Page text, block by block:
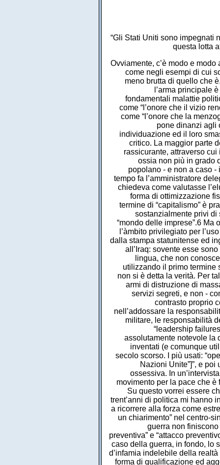
“Gli Stati Uniti sono impegnati
questa lotta
Ovviamente, c’è modo e modo anche per cambiare i connotati alla verità. Si può metterla a testa in giù, come negli esempi di cui sopra. O si può imbellettarla, metterle un po’ di cerone per farla sembrare meno brutta di quello che è. Ma come si fa, in concreto, ad imbellettare la verità? A questo riguardo l’arma principale è rappresentata dall’eufemismo. L’eufemismo è espressione di una delle fondamentali malattie politico-morali della nostra società: l’ipocrisia. E se l’ipocrisia è stata definita come “l’onore che il vizio rende alla virtù” (La Rochefoucauld), è forse possibile definire l’eufemismo come “l’onore che la menzogna rende alla verità”. Il campionario di eufemismi che il nostro tempo ci pone dinanzi agli occhi è francamente impressionante. Tanto da far sospettare che la loro individuazione ed il loro smascheramento rappresentino oggi uno dei compiti principali del pensiero critico. La maggior parte degli eufemismi comporta una semplice riformulazione tranquillizzante e rassicurante, attraverso cui il fenomeno descritto viene addomesticato e per così dire reso innocuo, ossia non più in grado di suscitare reazioni ostili (indignazione, protesta, ecc.). Molti eufemismi popolano - e non a caso - il terreno dell’economia. Un esempio emblematico lo ha offerto qualche tempo fa l’amministratore delegato di Mediaset, Fedele Confalonieri. Il quale, ad un giornalista che gli chiedeva come valutasse l’elusione fiscale, rispose testualmente: “Dipende. Se la consideriamo una forma di ottimizzazione fiscale non c’è nessun problema”.5 E vale la pena di notare che lo stesso termine di “capitalismo” è praticamente sparito dal lessico, per essere sostituito da termini anodini (e sostanzialmente privi di significato) quali “società di mercato”, “sistema di mercato”, o addirittura “mondo delle imprese”.6 Ma ovviamente la guerra è per sua natura (ossia per il suo intrinseco orrore) l’àmbito privilegiato per l’uso degli eufemismi. Con riferimento all’Irak, il primo eufemismo adoperato dalla stampa statunitense ed inglese riguarda le menzogne fornite dai governi per giustificare la guerra all’Iraq: sovente esse sono state definite “Untruths” (non verità) anziché “Lies” (bugie). Nella nostra lingua, che non conosce questa distinzione, la differenza sembra irrilevante. Non è così: perché utilizzando il primo termine si perde l’intenzionalità del mentire e resta soltanto il fatto oggettivo che non si è detta la verità. Per tale via è quindi più facile far passare l’idea, ad es., che le “untruths” sulle armi di distruzione di massa di Saddam siano state causate da “failures” (inefficienza ed errori) dei servizi segreti, e non - come invece è accaduto - costruite e diffuse ad arte dai governi, talvolta in contrasto proprio con i servizi segreti. Anche “failures”, del resto, è un eufemismo. E infatti, nell’addossare la responsabilità delle torture nel carcere Abu Ghraib ai gradi più bassi della gerarchia militare, le responsabilità dei vertici del